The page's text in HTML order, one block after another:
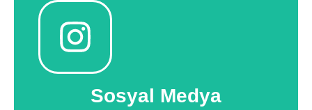
Sosyal Medya
Sosyal Medya Destekleri
zorlaşıyor. Mutlaka bir profesyonel ile çalışın